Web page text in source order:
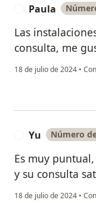
Paula
Las
consulta, me
18 de julio de 2024 •
Yu Número
Es muy
y su consulta
18 de julio de 2024 •